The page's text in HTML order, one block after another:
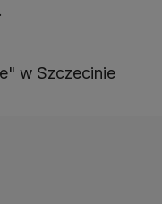
w Szczecinie